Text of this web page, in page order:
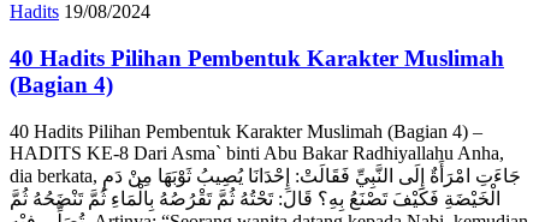
40 Hadits Pilihan Pembentuk Karakter Muslimah
40 Hadits Pilihan Pembentuk Karakter Muslimah (Bagian 4) –
dia berkata, جَاءَتِ امْرَأَةٌ إِلَى النَّبِيِّ فَقَالَتْ: إِحْدَانَا يُصِيبُ ثَوْبَهَا مِنْ دَمِ
الْخَيْضَةِ فَكَيْفَ تَصْنَعُ بِهِ؟ قَالَ: تَحْتُهُ ثُمَّ تَقْرُصُهُ بِالْمَاءِ ثُمَّ تَنْضَحُهُ ثُمَّ
تُصَلِّي فِيْهِ. Artinya: “Seorang wanita datang kepada Nabi, kemudian
ia berkata, ‘Salah seorang […]